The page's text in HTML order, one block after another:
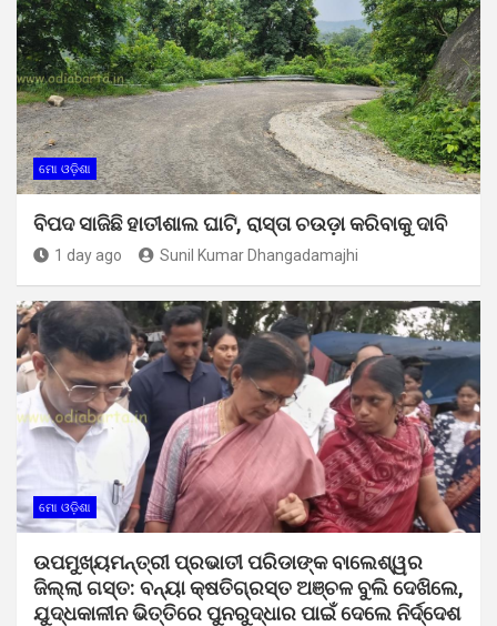
ମୋ ଓଡ଼ିଶା
ବିପଦ ସାଜିଛି ହାତୀଶାଲ ଘାଟି, ରାସ୍ତା ଚଉଡ଼ା କରିବାକୁ ଦାବି
1 day ago Sunil Kumar Dhangadamajhi
ମୋ ଓଡ଼ିଶା
ଉପମୁଖ୍ୟମନ୍ତ୍ରୀ ପ୍ରଭାତୀ ପରିଡାଙ୍କ ବାଲେଶ୍ୱର
ଜିଲ୍ଲା ଗସ୍ତ: ବନ୍ୟା କ୍ଷତିଗ୍ରସ୍ତ ଅଞ୍ଚଳ ବୁଲି ଦେଖିଲେ,
ଯୁଦ୍ଧକାଳୀନ ଭିତ୍ତିରେ ପୁନରୁଦ୍ଧାର ପାଇଁ ଦେଲେ ନିର୍ଦ୍ଦେଶ